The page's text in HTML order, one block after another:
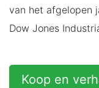
van het afgelopen
Dow Jones
Koop en